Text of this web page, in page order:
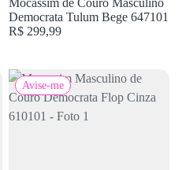
Mocassim de Couro Masculino
Democrata Tulum Bege 647101
R$ 299,99
Avise-me